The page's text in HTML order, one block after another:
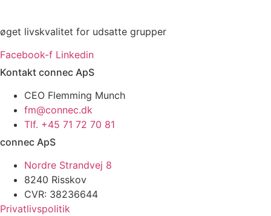
øget livskvalitet for udsatte grupper
Facebook-f Linkedin
Kontakt connec ApS
CEO Flemming Munch
fm@connec.dk
Tlf. +45 71 72 70 81
connec ApS
Nordre Strandvej 8
8240 Risskov
CVR: 38236644
Privatlivspolitik